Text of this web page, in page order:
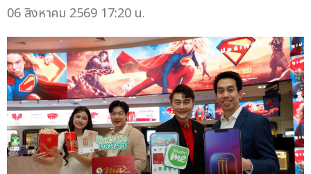
06 สิงหาคม 2569 17:20 น.